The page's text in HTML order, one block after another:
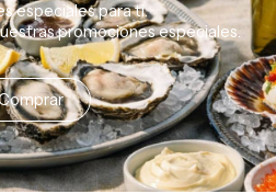
especiales para ti.
promocionesespeciales.